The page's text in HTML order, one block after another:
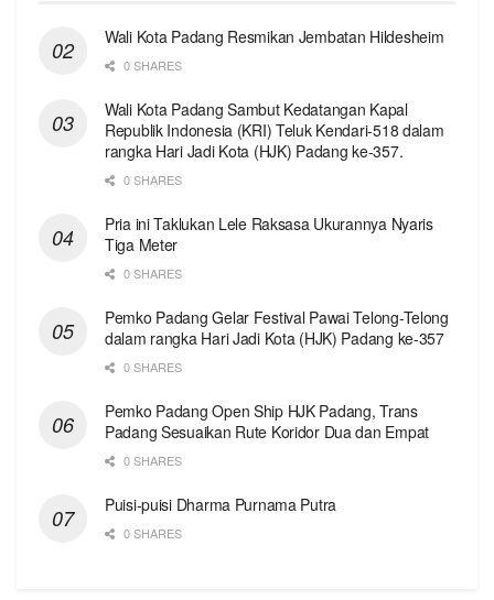
Wali Kota Padang Resmikan Jembatan Hildesheim
0 SHARES
Wali Kota Padang Sambut Kedatangan Kapal
Republik Indonesia (KRI) Teluk Kendari-518 dalam
rangka Hari Jadi Kota (HJK) Padang ke-357.
0 SHARES
Pria ini Taklukan Lele Raksasa Ukurannya Nyaris
Tiga Meter
0 SHARES
Pemko Padang Gelar Festival Pawai Telong-Telong
dalam rangka Hari Jadi Kota (HJK) Padang ke-357
0 SHARES
Pemko Padang Open Ship HJK Padang, Trans
Padang Sesuaikan Rute Koridor Dua dan Empat
0 SHARES
Puisi-puisi Dharma Purnama Putra
0 SHARES